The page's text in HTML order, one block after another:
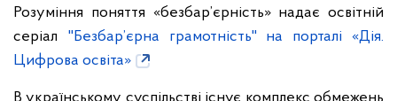
Розуміння поняття «безбар’єрність» надає освітній
серіал "Безбар’єрна грамотність" на порталі «Дія.
Цифрова освіта»